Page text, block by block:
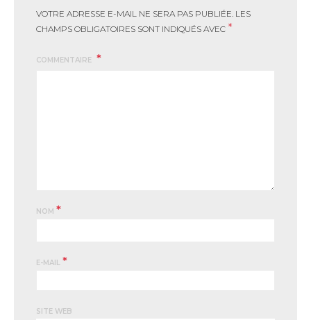
VOTRE ADRESSE E-MAIL NE SERA PAS PUBLIÉE. LES
CHAMPS OBLIGATOIRES SONT INDIQUÉS AVEC *
COMMENTAIRE
NOM *
E-MAIL *
SITE WEB